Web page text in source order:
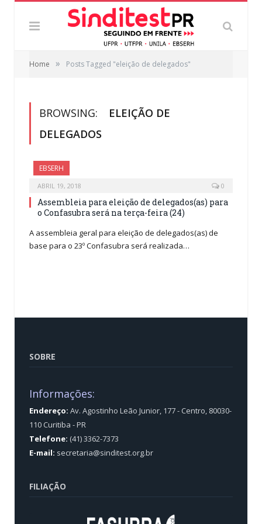
Home » Posts Tagged "eleição de delegados"
BROWSING:
ELEIÇÃO DE
DELEGADOS
EBSERH
ABRIL 19, 2018 0
Assembleia para eleição de delegados(as) para
o Confasubra será na terça-feira (24)
A assembleia geral para eleição de delegados(as) de
base para o 23º Confasubra será realizada…
SOBRE
Informações:
Endereço: Av. Agostinho Leão Junior, 177 - Centro, 80030-
110 Curitiba - PR
Telefone: (41) 3362-7373
E-mail: secretaria@sinditest.org.br
FILIAÇÃO